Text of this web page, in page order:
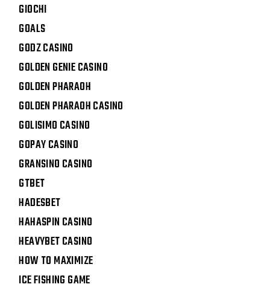
GIOCHI
GOALS
GODZ CASINO
GOLDEN GENIE CASINO
GOLDEN PHARAOH
GOLDEN PHARAOH CASINO
GOLISIMO CASINO
GOPAY CASINO
GRANSINO CASINO
GTBET
HADESBET
HAHASPIN CASINO
HEAVYBET CASINO
HOW TO MAXIMIZE
ICE FISHING GAME